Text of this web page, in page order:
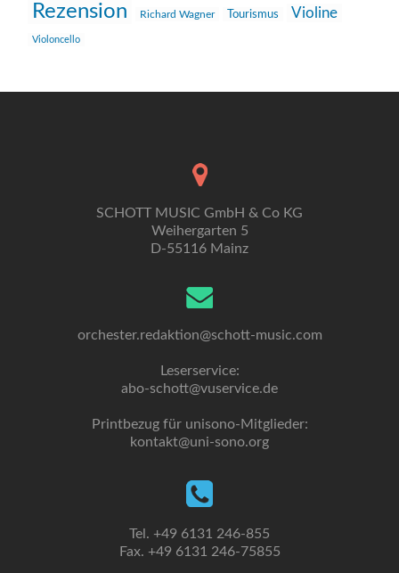
Rezension Richard Wagner Tourismus Violine
Violoncello
SCHOTT MUSIC GmbH & Co KG
Weihergarten 5
D-55116 Mainz
orchester.redaktion@schott-music.com
Leserservice:
abo-schott@vuservice.de
Printbezug für unisono-Mitglieder:
kontakt@uni-sono.org
Tel. +49 6131 246-855
Fax. +49 6131 246-75855